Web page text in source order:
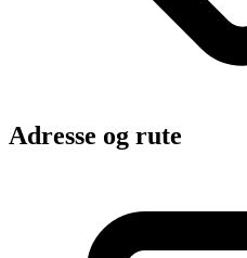
Adresse og rute